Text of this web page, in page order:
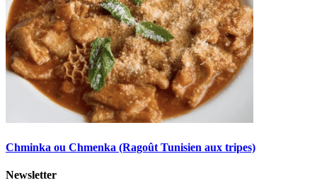
Chminka ou Chmenka (Ragoût Tunisien aux tripes)
Newsletter